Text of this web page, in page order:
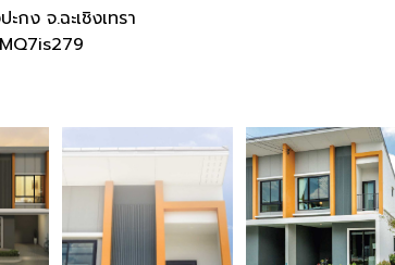
ะกง จ.ฉะเชิงเทรา